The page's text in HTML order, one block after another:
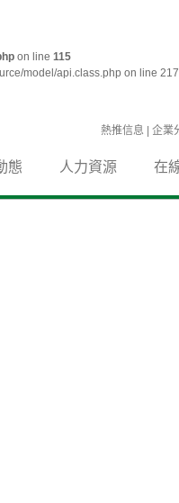
on line 115
model/api.class.php on line 217
熱推信息 企業
態 人力資源 在